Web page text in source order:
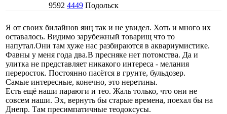
9592 4449 Подольск
Я от своих билайнов яиц так и не увидел. Хоть и много их
оставалось. Видимо зарубежный товарищ что то
напутал.Они там хуже нас разбираются в аквариумистике.
Фавны у меня года два.В пресняке нет потомства. Да и
улитка не представляет никакого интереса - мелания
переросток. Постоянно пасётся в грунте, бульдозер.
Самые интересные, конечно, это неретины.
Есть ещё наши параюги и тео. Жаль только, что они не
совсем наши. Эх, вернуть бы старые времена, поехал бы на
Днепр. Там пресимпатичные теодоксусы.